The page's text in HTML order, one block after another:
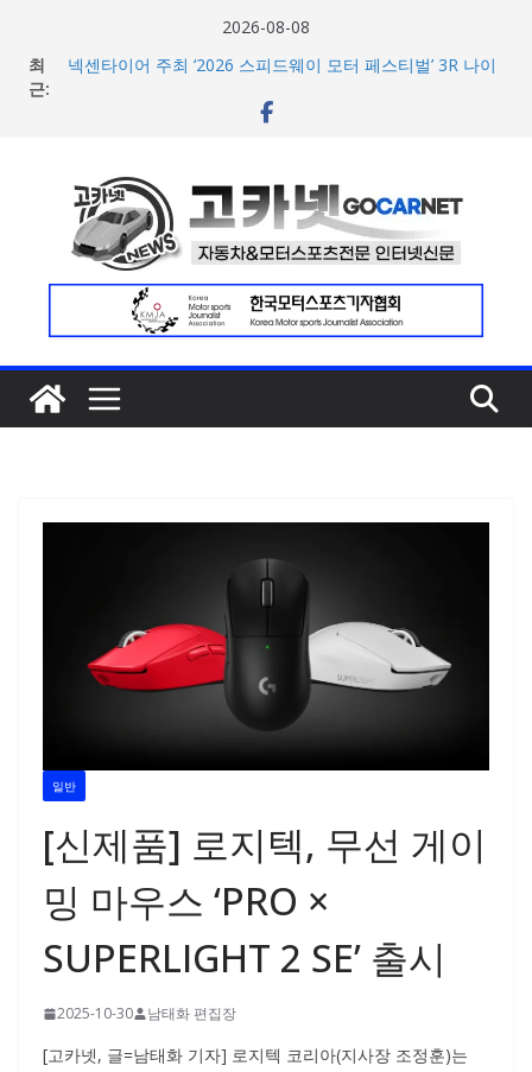
2026-08-08
최
근:
넥센타이어 주최 ‘2026 스피드웨이 모터 페스티벌’ 3R 나이
아우디, 405일 만에 완성한 초고성능 슈퍼카 ‘누볼라리’ 제
이션 엔진’ 공개
마일레, 코너링 쏠림·하체 소음 잡는 ‘스테빌라이저 링크’ 정
비 솔루션 제안
한온시스템, 캐나다 정부로부터 1,000만 캐나다달러 규모
지원 확보
일반
[신제품] 로지텍, 무선 게이
밍 마우스 ‘PRO ×
SUPERLIGHT 2 SE’ 출시
2025-10-30 남태화 편집장
[고카넷, 글=남태화 기자] 로지텍 코리아(지사장 조정훈)는